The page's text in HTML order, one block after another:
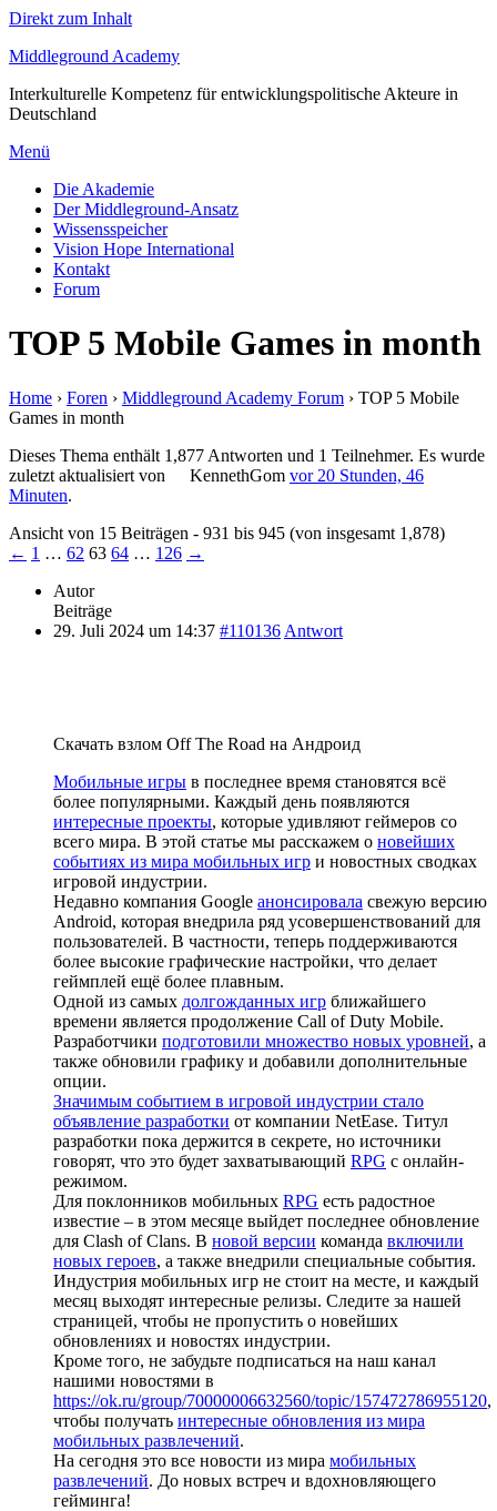
Direkt zum Inhalt
Middleground Academy
Interkulturelle Kompetenz für entwicklungspolitische Akteure in
Deutschland
Menü
Die Akademie
Der Middleground-Ansatz
Wissensspeicher
Vision Hope International
Kontakt
Forum
TOP 5 Mobile Games in month
Home › Foren › Middleground Academy Forum › TOP 5 Mobile
Games in month
Dieses Thema enthält 1,877 Antworten und 1 Teilnehmer. Es wurde
zuletzt aktualisiert von
KennethGom vor 20 Stunden, 46
Minuten.
Ansicht von 15 Beiträgen - 931 bis 945 (von insgesamt 1,878)
← 1 … 62 63 64 … 126 →
Autor
Beiträge
29. Juli 2024 um 14:37 #110136 Antwort
Скачать взлом Off The Road на Андроид
Мобильные игры в последнее время становятся всё
более популярными. Каждый день появляются
интересные проекты, которые удивляют геймеров со
всего мира. В этой статье мы расскажем о новейших
событиях из мира мобильных игр и новостных сводках
игровой индустрии.
Недавно компания Google анонсировала свежую версию
Android, которая внедрила ряд усовершенствований для
пользователей. В частности, теперь поддерживаются
более высокие графические настройки, что делает
геймплей ещё более плавным.
Одной из самых долгожданных игр ближайшего
времени является продолжение Call of Duty Mobile.
Разработчики подготовили множество новых уровней, а
также обновили графику и добавили дополнительные
опции.
Значимым событием в игровой индустрии стало
объявление разработки от компании NetEase. Титул
разработки пока держится в секрете, но источники
говорят, что это будет захватывающий RPG с онлайн-
режимом.
Для поклонников мобильных RPG есть радостное
известие – в этом месяце выйдет последнее обновление
для Clash of Clans. В новой версии команда включили
новых героев, а также внедрили специальные события.
Индустрия мобильных игр не стоит на месте, и каждый
месяц выходят интересные релизы. Следите за нашей
страницей, чтобы не пропустить о новейших
обновлениях и новостях индустрии.
Кроме того, не забудьте подписаться на наш канал
нашими новостями в
https://ok.ru/group/70000006632560/topic/157472786955120,
чтобы получать интересные обновления из мира
мобильных развлечений.
На сегодня это все новости из мира мобильных
развлечений. До новых встреч и вдохновляющего
гейминга!